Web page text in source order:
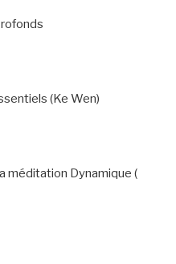
(Ke Wen)
méditation Dynamique (